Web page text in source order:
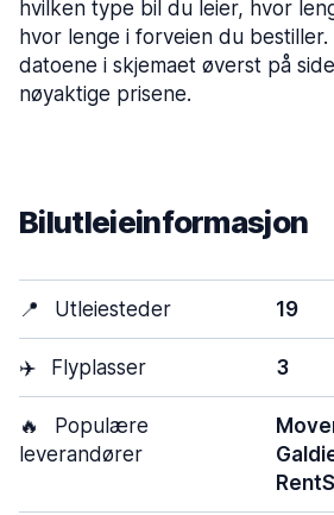
hvilken type bil du leier, hvor
hvor lenge i forveien du
datoene i skjemaet øverst på
nøyaktige prisene.
Bilutleieinformasjon
📍 Utleiesteder 19
✈️ Flyplasser 3
🔥
Populære
leverandører